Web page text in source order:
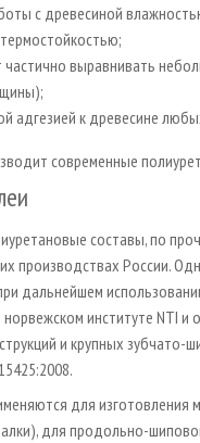
с древесиной
частично выравнивать
адгезией к древесине
современные
составы, по
производствах России.
дальнейшем
институте NTI
и крупных
для
для продольно­-